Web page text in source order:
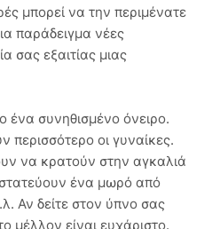
μπορεί να την περιμένατε
παράδειγμα νέες
σας εξαιτίας μιας
συνηθισμένο όνειρο.
περισσότερο οι γυναίκες.
να κρατούν στην αγκαλιά
ένα μωρό από
Αν δείτε στον ύπνο σας
μέλλον είναι ευχάριστο.